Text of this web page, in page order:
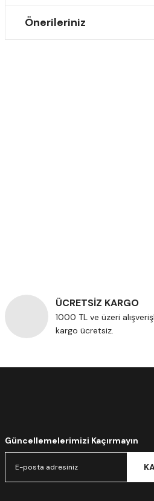
Önerileriniz
ÜCRETSİZ KARGO
1000 TL ve üzeri
kargo ücretsiz.
Güncellemelerimizi Kaçırmayın